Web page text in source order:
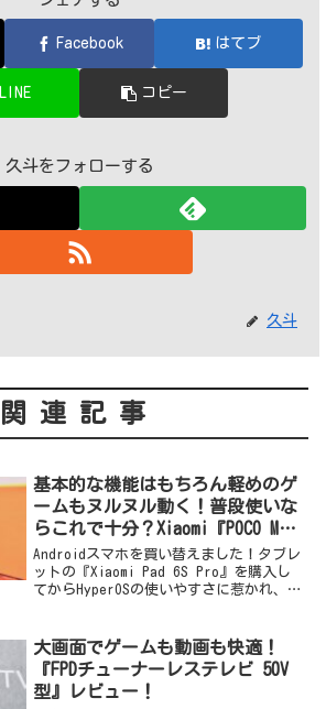
Facebook はてブ
LINE コピー
久斗をフォローする
久斗
関連記事
基本的な機能はもちろん軽めのゲ
ームもヌルヌル動く！普段使いな
らこれで十分？Xiaomi『POCO M7
Pro 5G』レビュー
Androidスマホを買い替えました！タブレ
ットの『Xiaomi Pad 6S Pro』を購入し
てからHyperOSの使いやすさに惹かれ、
したが、...
大画面でゲームも動画も快適！
『FPDチューナーレステレビ 50V
型』レビュー！